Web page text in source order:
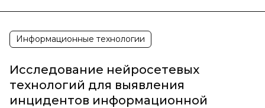
Информационные технологии
Исследование нейросетевых
технологий для выявления
инцидентов информационной